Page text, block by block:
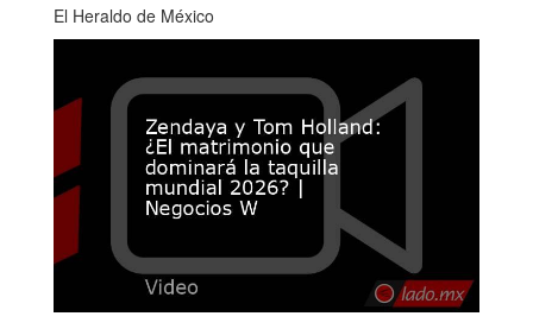
El Heraldo de México